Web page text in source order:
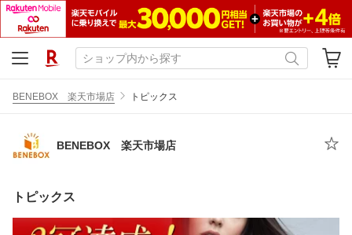
BENEBOX 楽天市場店 トピックス
BENEBOX 楽天市場店
トピックス